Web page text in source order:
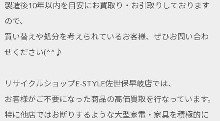
製造後10年以内を目安にお買取り・お引取りしております
ので、
買い替えや処分を考えられているお客様、ぜひお問い合わ
せください(^^♪
リサイクルショップE-STYLE佐世保早岐店では、
お客様がご不要になった商品の高価買取を行なっています。
特に他店ではお断りするような大型家電・家具を積極的に